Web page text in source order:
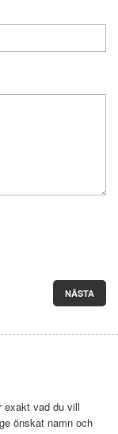
NÄSTA
exakt vad du vill
önskat namn och